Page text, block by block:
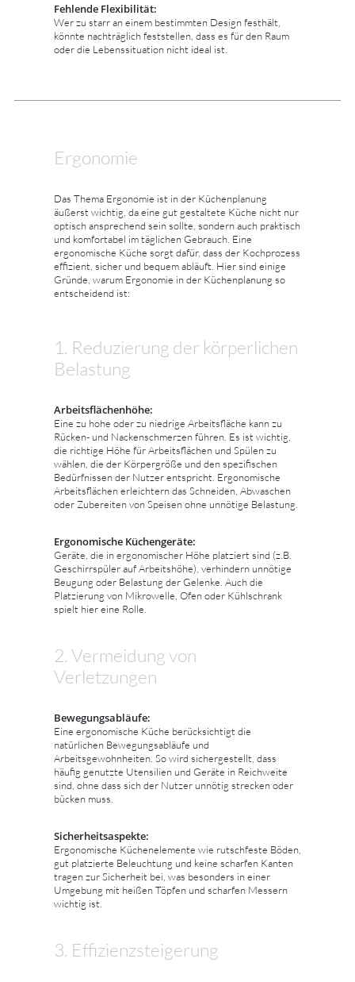
Fehlende Flexibilität:
Wer zu starr an einem bestimmten Design festhält,
könnte nachträglich feststellen, dass es für den Raum
oder die Lebenssituation nicht ideal ist.
Ergonomie
Das Thema Ergonomie ist in der Küchenplanung
äußerst wichtig, da eine gut gestaltete Küche nicht nur
optisch ansprechend sein sollte, sondern auch praktisch
und komfortabel im täglichen Gebrauch. Eine
ergonomische Küche sorgt dafür, dass der Kochprozess
effizient, sicher und bequem abläuft. Hier sind einige
Gründe, warum Ergonomie in der Küchenplanung so
entscheidend ist:
1. Reduzierung der körperlichen
Belastung
Arbeitsflächenhöhe:
Eine zu hohe oder zu niedrige Arbeitsfläche kann zu
Rücken- und Nackenschmerzen führen. Es ist wichtig,
die richtige Höhe für Arbeitsflächen und Spülen zu
wählen, die der Körpergröße und den spezifischen
Bedürfnissen der Nutzer entspricht. Ergonomische
Arbeitsflächen erleichtern das Schneiden, Abwaschen
oder Zubereiten von Speisen ohne unnötige Belastung.
Ergonomische Küchengeräte:
Geräte, die in ergonomischer Höhe platziert sind (z.B.
Geschirrspüler auf Arbeitshöhe), verhindern unnötige
Beugung oder Belastung der Gelenke. Auch die
Platzierung von Mikrowelle, Ofen oder Kühlschrank
spielt hier eine Rolle.
2. Vermeidung von
Verletzungen
Bewegungsabläufe:
Eine ergonomische Küche berücksichtigt die
natürlichen Bewegungsabläufe und
Arbeitsgewohnheiten. So wird sichergestellt, dass
häufig genutzte Utensilien und Geräte in Reichweite
sind, ohne dass sich der Nutzer unnötig strecken oder
bücken muss.
Sicherheitsaspekte:
Ergonomische Küchenelemente wie rutschfeste Böden,
gut platzierte Beleuchtung und keine scharfen Kanten
tragen zur Sicherheit bei, was besonders in einer
Umgebung mit heißen Töpfen und scharfen Messern
wichtig ist.
3. Effizienzsteigerung